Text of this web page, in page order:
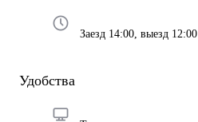
Заезд 14:00, выезд 12:00
Удобства